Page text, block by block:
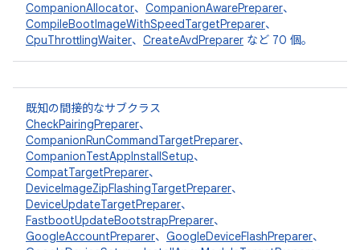
CompanionAllocator、 CompanionAwarePreparer、
CompileBootImageWithSpeedTargetPreparer、
CpuThrottlingWaiter、 CreateAvdPreparer など 70 個。
既知の間接的なサブクラス
CheckPairingPreparer、
CompanionRunCommandTargetPreparer、
CompanionTestAppInstallSetup、
CompatTargetPreparer、
DeviceImageZipFlashingTargetPreparer、
DeviceUpdateTargetPreparer、
FastbootUpdateBootstrapPreparer、
GoogleAccountPreparer、 GoogleDeviceFlashPreparer、